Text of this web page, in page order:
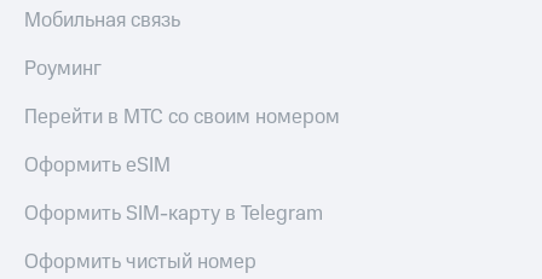
Музыка
МТС
Скидка 30%
МТС
Деньги
МТС
деньги
Мобильная связь
Роуминг
Перейти в МТС со своим номером
Оформить eSIM
Оформить SIM-карту в Telegram
Оформить чистый номер